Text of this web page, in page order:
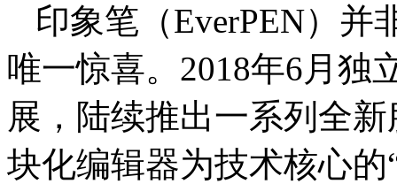
印象笔（EverPEN）并
唯一惊喜。2018年6月独
展，陆续推出一系列全
块化编辑器为技术核心的